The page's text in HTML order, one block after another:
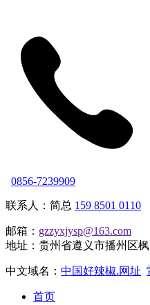
0856-7239909
联系人：简总 159 8501 0110
邮箱： gzzyxjysp@163.com
地址：贵州省遵义市播州区
中文域名： 中国好辣椒.网址
首页